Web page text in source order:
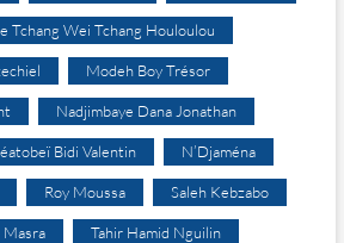
Tchang Wei Tchang Houloulou
Modeh Boy Trésor
Nadjimbaye Dana Jonathan
Bidi Valentin N’Djaména
Roy Moussa Saleh Kebzabo
Masra Tahir Hamid Nguilin